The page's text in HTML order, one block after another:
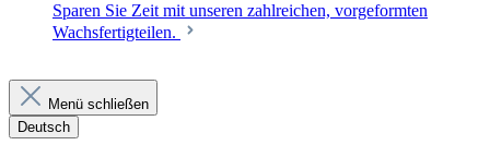
Sparen Sie Zeit mit unseren zahlreichen, vorgeformten
Wachsfertigteilen.
Menü schließen
Deutsch